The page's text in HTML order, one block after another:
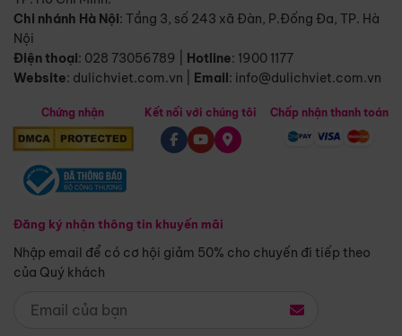
Chi nhánh Hà Nội: Tầng 3, số 243 xã Đàn, P.Đống Đa, TP. Hà
Nội
Điện thoại: 028 73056789 Hotline: 1900 1177
Website: dulichviet.com.vn Email: info@dulichviet.com.vn
Chứng nhận
Đăng ký nhận thông tin khuyến mãi
Nhập email để có cơ hội giảm 50% cho chuyến đi tiếp theo
của Quý khách
Kết nối với chúng tôi Chấp nhận thanh toán